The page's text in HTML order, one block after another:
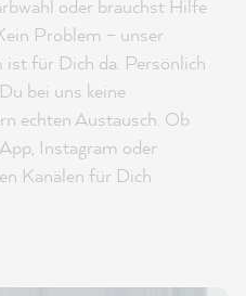
oder brauchst Hilfe
Problem – unser
für Dich da. Persönlich
bei uns keine
echten Austausch. Ob
Instagram oder
Kanälen für Dich